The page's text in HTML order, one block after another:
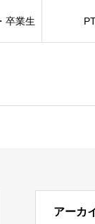
卒業生
アーカ